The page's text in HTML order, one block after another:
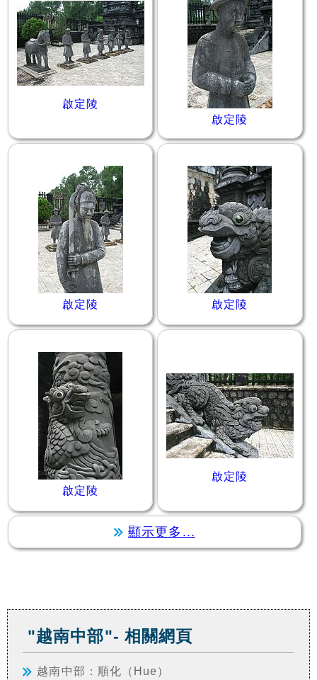
啟定陵
啟定陵
啟定陵 啟定陵
啟定陵
啟定陵
顯示更多...
"越南中部"- 相關網頁
越南中部：順化（Hue）